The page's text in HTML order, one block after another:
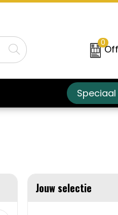
0
Jouw selectie